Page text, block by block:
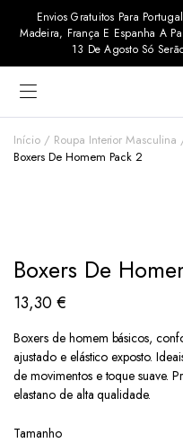
Envios Gratuitos Para
Madeira, França E Espanha A
13 De Agosto Só
Início Roupa Interior Masculina
Boxers De Homem Pack 2
Boxers De
13,30€
Boxers de homem básicos,
ajustado e elástico exposto.
de movimentos e toque suave.
elastano de alta qualidade.
Tamanho